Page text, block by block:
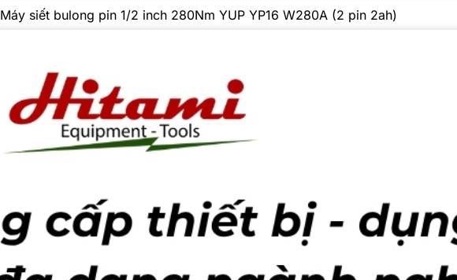
Máy siết bulong pin 1/2 inch 280Nm YUP YP16 W280A (2 pin 2ah)